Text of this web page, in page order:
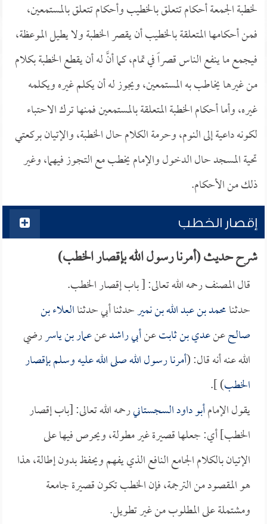
لخطبة الجمعة أحكام تتعلق بالخطيب وأحكام تتعلق بالمستمعين،
فمن أحكامها المتعلقة بالخطيب أن يقصر الخطبة ولا يطيل الموعظة،
فيجمع ما ينفع الناس قصراً في تمام، كما أنَّ له أن يقطع الخطبة بكلام
من غيرها يخاطب به المستمعين، ويجوز له أن يكلم غيره ويكلمه
غيره، وأما أحكام الخطبة المتعلقة بالمستمعين فمنها ترك الاحتباء
لكونه داعية إلى النوم، وحرمة الكلام حال الخطبة، والإتيان بركعتي
تحية المسجد حال الدخول والإمام يخطب مع التجوز فيهما، وغير
ذلك من الأحكام.
إقصار الخطب
شرح حديث (أمرنا رسول الله بإقصار الخطب)
قال المصنف رحمه الله تعالى: [ باب إقصار الخطب.
حدثنامحمد بن عبد الله بن نميرحدثنا أبي حدثناالعلاء بن
صالحعنعدي بن ثابتعنأبي راشدعنعمار بن ياسررضي
الله عنه أنه قال: (أمرنا رسول الله صلى الله عليه وسلم بإقصار
الخطب) ].
يقول الإمامأبو داود السجستانيرحمه الله تعالى: [باب إقصار
الخطب] أي: جعلها قصيرة غير مطولة، ويحرص فيها على
الإتيان بالكلام الجامع النافع الذي يفهم ويحفظ بدون إطالة، هذا
هو المقصود من الترجمة، فإن الخطب تكون قصيرة جامعة
ومشتملة على المطلوب من غير تطويل.